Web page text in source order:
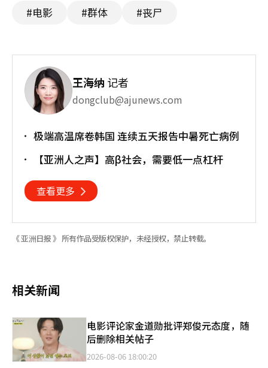
#电影 #群体 #丧尸
王海纳 记者
dongclub@ajunews.com
极端高温席卷韩国 连续五天报告中暑死亡病例
【亚洲人之声】高β社会，需要低一点杠杆
查看更多
《 亚洲日报 》 所有作品受版权保护，未经授权，禁止转载。
相关新闻
电影评论家金道勋批评郑俊元态度，随
后删除相关帖子
2026-08-06 18:00:20